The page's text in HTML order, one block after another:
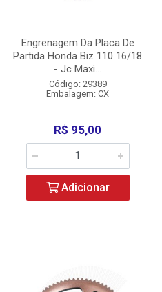
Engrenagem Da Placa De
Partida Honda Biz 110 16/18
- Jc Maxi...
Código: 29389
Embalagem: CX
R$ 95,00
Adicionar